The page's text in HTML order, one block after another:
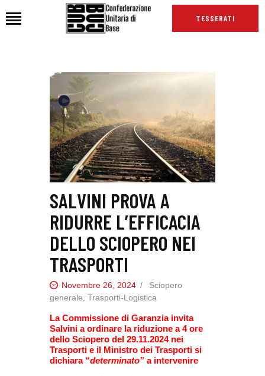
TESSERATI
HOME
CHI SIAMO
SEDI
NEWS
PODCAST CUB
TG CUB
INTERNAZIONALE
RASSEGNA STAMPA
SALVINI PROVA A
RIDURRE L’EFFICACIA
DELLO SCIOPERO NEI
TRASPORTI
Novembre 26, 2024
Sciopero
generale, Trasporti-Logistica
La Commissione di Garanzia invita
Salvini a ordinare la riduzione a 4 ore
dello Sciopero del 29.11.2024 nei
Trasporti e il Ministro dei Trasporti si
dichiara “determinato” a intervenire